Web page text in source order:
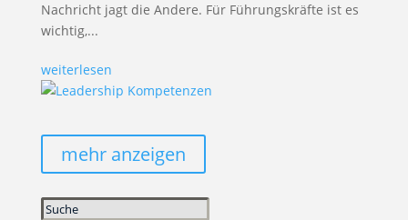
Nachricht jagt die Andere. Für Führungskräfte ist es
wichtig,...
weiterlesen
mehr anzeigen